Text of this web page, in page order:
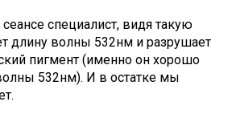
специалист, видя такую
длину волны 532нм и разрушает
пигмент (именно он хорошо
532нм). И в остатке мы